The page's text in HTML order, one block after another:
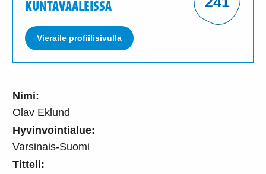
Nimi:
Olav Eklund
Hyvinvointialue:
Varsinais-Suomi
Titteli:
KUNTAVAALEISSA
Vieraile profiilisivulla